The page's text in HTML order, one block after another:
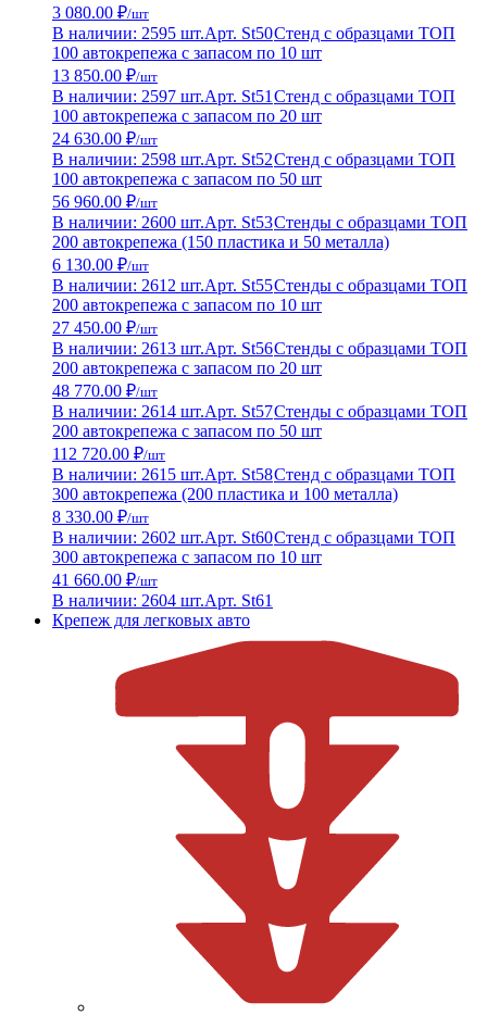
3 080.00 ₽/шт
В наличии: 2595 шт.Арт. St50Стенд с образцами ТОП
100 автокрепежа с запасом по 10 шт
13 850.00 ₽/шт
В наличии: 2597 шт.Арт. St51 Стенд с образцами ТОП
100 автокрепежа с запасом по 20 шт
24 630.00 ₽/шт
В наличии: 2598 шт.Арт. St52Стенд с образцами ТОП
100 автокрепежа с запасом по 50 шт
56 960.00 ₽/шт
В наличии: 2600 шт.Арт. St53Стенды с образцами ТОП
200 автокрепежа (150 пластика и 50 металла)
6 130.00 ₽/шт
В наличии: 2612 шт.Арт. St55Стенды с образцами ТОП
200 автокрепежа с запасом по 10 шт
27 450.00 ₽/шт
В наличии: 2613 шт.Арт. St56Стенды с образцами ТОП
200 автокрепежа с запасом по 20 шт
48 770.00 ₽/шт
В наличии: 2614 шт.Арт. St57Стенды с образцами ТОП
200 автокрепежа с запасом по 50 шт
112 720.00 ₽/шт
В наличии: 2615 шт.Арт. St58Стенд с образцами ТОП
300 автокрепежа (200 пластика и 100 металла)
8 330.00 ₽/шт
В наличии: 2602 шт.Арт. St60Стенд с образцами ТОП
300 автокрепежа с запасом по 10 шт
41 660.00 ₽/шт
В наличии: 2604 шт.Арт. St61
Крепеж для легковых авто